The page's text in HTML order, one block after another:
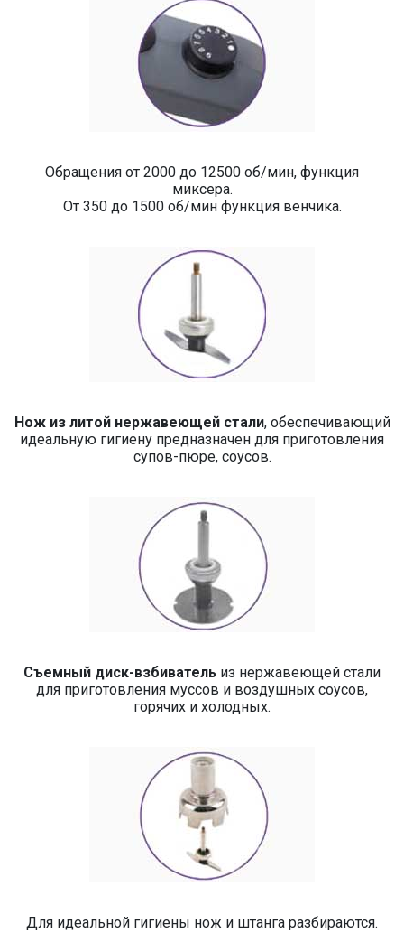
Обращения от 2000 до 12500 об/мин, функция
миксера.
От 350 до 1500 об/мин функция венчика.
Нож из литой нержавеющей стали, обеспечивающий
идеальную гигиену предназначен для приготовления
супов-пюре, соусов.
Съемный диск-взбиватель из нержавеющей стали
для приготовления муссов и воздушных соусов,
горячих и холодных.
Для идеальной гигиены нож и штанга разбираются.